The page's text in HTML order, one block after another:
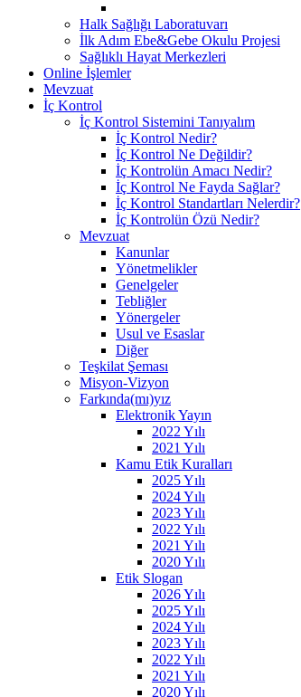
Halk Sağlığı Laboratuvarı
İlk Adım Ebe&Gebe Okulu Projesi
Sağlıklı Hayat Merkezleri
Online İşlemler
Mevzuat
İç Kontrol
İç Kontrol Sistemini Tanıyalım
İç Kontrol Nedir?
İç Kontrol Ne Değildir?
İç Kontrolün Amacı Nedir?
İç Kontrol Ne Fayda Sağlar?
İç Kontrol Standartları Nelerdir?
İç Kontrolün Özü Nedir?
Mevzuat
Kanunlar
Yönetmelikler
Genelgeler
Tebliğler
Yönergeler
Usul ve Esaslar
Diğer
Teşkilat Şeması
Misyon-Vizyon
Farkında(mı)yız
Elektronik Yayın
2022 Yılı
2021 Yılı
Kamu Etik Kuralları
2025 Yılı
2024 Yılı
2023 Yılı
2022 Yılı
2021 Yılı
2020 Yılı
Etik Slogan
2026 Yılı
2025 Yılı
2024 Yılı
2023 Yılı
2022 Yılı
2021 Yılı
2020 Yılı